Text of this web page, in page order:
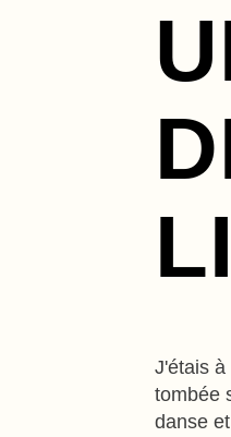
J'étais
tombée
danse